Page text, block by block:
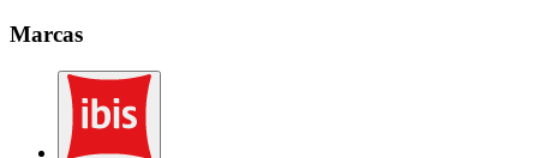
Marcas